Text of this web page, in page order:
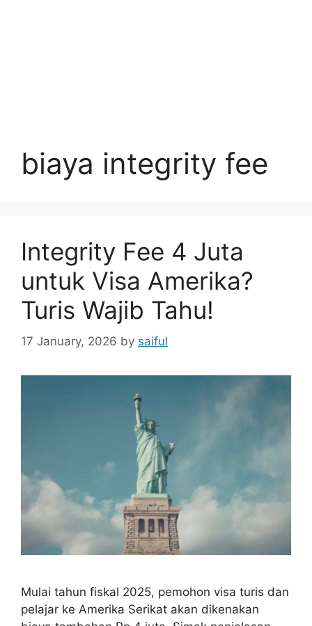
biaya integrity fee
Integrity Fee 4 Juta
untuk Visa Amerika?
Turis Wajib Tahu!
17 January, 2026 by saiful
Mulai tahun fiskal 2025, pemohon visa turis dan
pelajar ke Amerika Serikat akan dikenakan